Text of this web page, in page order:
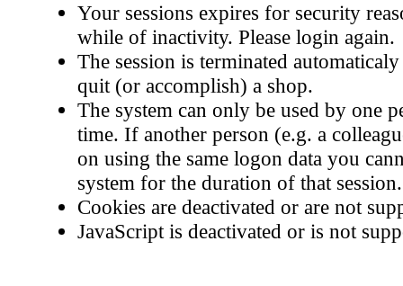
Your sessions expires for security
while of inactivity. Please login again.
The session is terminated
quit (or accomplish) a shop.
The system can only be used by one
time. If another person (e.g. a
on using the same logon data you
system for the duration of that session.
Cookies are deactivated or are not
JavaScript is deactivated or is not